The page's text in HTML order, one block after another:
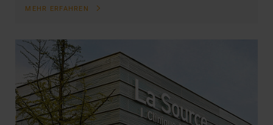
MEHR ERFAHREN